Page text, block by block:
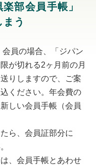
部会員手帳」
う
会員の場合、「ジパン
が切れる2ヶ月前の月
りしますので、ご案
ください。年会費の
しい会員手帳（会員
ら、会員証部分に
、会員手帳とあわせ